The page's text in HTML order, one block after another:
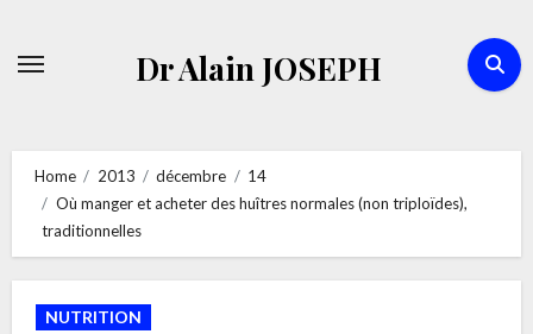
Dr Alain JOSEPH
Home 2013 décembre
14
Où manger et acheter des huîtres normales (non triploïdes),
traditionnelles
NUTRITION